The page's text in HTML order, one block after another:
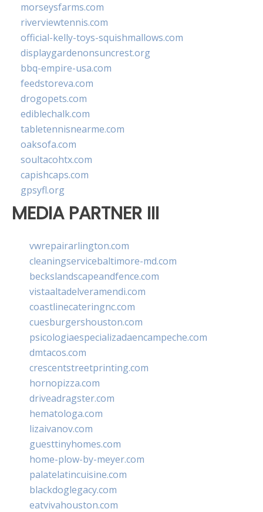
morseysfarms.com
riverviewtennis.com
official-kelly-toys-squishmallows.com
displaygardenonsuncrest.org
bbq-empire-usa.com
feedstoreva.com
drogopets.com
ediblechalk.com
tabletennisnearme.com
oaksofa.com
soultacohtx.com
capishcaps.com
gpsyfl.org
MEDIA PARTNER III
vwrepairarlington.com
cleaningservicebaltimore-md.com
beckslandscapeandfence.com
vistaaltadelveramendi.com
coastlinecateringnc.com
cuesburgershouston.com
psicologiaespecializadaencampeche.com
dmtacos.com
crescentstreetprinting.com
hornopizza.com
driveadragster.com
hematologa.com
lizaivanov.com
guesttinyhomes.com
home-plow-by-meyer.com
palatelatincuisine.com
blackdoglegacy.com
eatvivahouston.com